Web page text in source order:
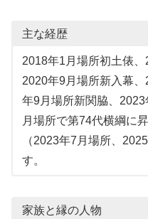
主な経歴
2018年1月場所初土俵、
2020年9月場所新入幕
年9月場所新関脇、
月場所で第74代横綱に
（2023年7月場所、
す。
家族と縁の人物